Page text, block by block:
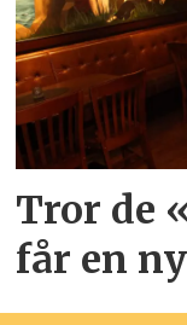
Tror de
får en